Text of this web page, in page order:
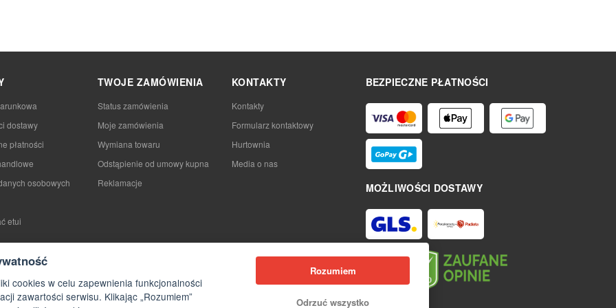
BEZPIECZNE PŁATNOŚCI
MOŻLIWOŚCI DOSTAWY
dostawy
płatności
osobowych
etui
TWOJE ZAMÓWIENIA
Status zamówienia
Moje zamówienia
Wymiana towaru
Odstąpienie od umowy kupna
Reklamacje
KONTAKTY
Kontakty
Formularz kontaktowy
Hurtownia
Media o nas
cookies w celu zapewnienia funkcjonalności
zawartości serwisu. Klikając „Rozumiem”
Rozumiem
Odrzuć wszystko